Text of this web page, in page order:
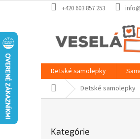
na
+420 603 857 253
Detské samolepky
DomovDetské samolepky
kategórie
Kategórie